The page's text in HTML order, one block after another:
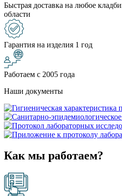
Быстрая доставка на любое
области
Гарантия на изделия 1 год
Работаем с 2005 года
Наши документы
Как мы работаем?